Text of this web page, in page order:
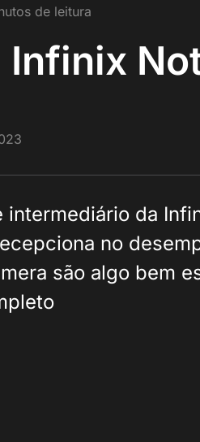
de leitura
Infinix
intermediário da
no
são algo bem